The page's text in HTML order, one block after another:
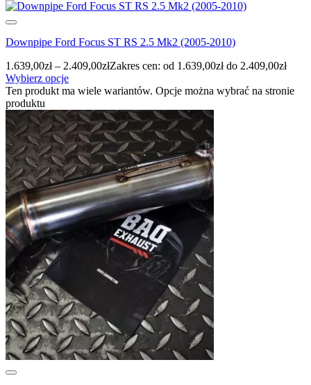
Downpipe Ford Focus ST RS 2.5 Mk2 (2005-2010)
1.639,00zł – 2.409,00złZakres cen: od 1.639,00zł do 2.409,00zł
Wybierz opcje
Ten produkt ma wiele wariantów. Opcje można wybrać na stronie
produktu